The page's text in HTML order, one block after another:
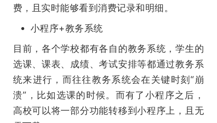
费，且实时能够看到消费记录和明细。
小程序+教务系统
目前，各个学校都有各自的教务系统，学生的
选课、课表、成绩、考试安排等都通过教务系
统来进行，而往往教务系统会在关键时刻“崩
溃”，比如选课的时候。而有了小程序之后，
高校可以将一部分功能转移到小程序上，且无